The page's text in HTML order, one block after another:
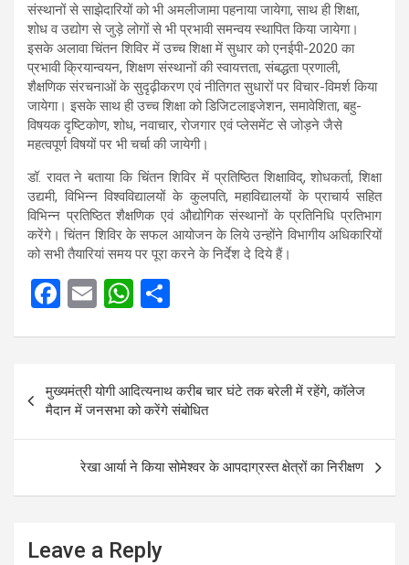
संस्थानों से साझेदारियों को भी अमलीजामा पहनाया जायेगा, साथ ही शिक्षा,
शोध व उद्योग से जुड़े लोगों से भी प्रभावी समन्वय स्थापित किया जायेगा।
इसके अलावा चिंतन शिविर में उच्च शिक्षा में सुधार को एनईपी-2020 का
प्रभावी क्रियान्वयन, शिक्षण संस्थानों की स्वायत्तता, संबद्धता प्रणाली,
शैक्षणिक संरचनाओं के सुदृढ़ीकरण एवं नीतिगत सुधारों पर विचार-विमर्श किया
जायेगा। इसके साथ ही उच्च शिक्षा को डिजिटलाइजेशन, समावेशिता, बहु-
विषयक दृष्टिकोण, शोध, नवाचार, रोजगार एवं प्लेसमेंट से जोड़ने जैसे
महत्वपूर्ण विषयों पर भी चर्चा की जायेगी।
डॉ. रावत ने बताया कि चिंतन शिविर में प्रतिष्ठित शिक्षाविद्, शोधकर्ता, शिक्षा
उद्यमी, विभिन्न विश्वविद्यालयों के कुलपति, महाविद्यालयों के प्राचार्य सहित
विभिन्न प्रतिष्ठित शैक्षणिक एवं औद्योगिक संस्थानों के प्रतिनिधि प्रतिभाग
करेंगे। चिंतन शिविर के सफल आयोजन के लिये उन्होंने विभागीय अधिकारियों
को सभी तैयारियां समय पर पूरा करने के निर्देश दे दिये हैं।
F
b
o
o
E
W
s
A
p
p
e
navigation
मुख्यमंत्री योगी आदित्यनाथ करीब चार घंटे तक बरेली में रहेंगे, कॉलेज
मैदान में जनसभा को करेंगे संबोधित
रेखा आर्या ने किया सोमेश्वर के आपदाग्रस्त क्षेत्रों का निरीक्षण
Leave a Reply